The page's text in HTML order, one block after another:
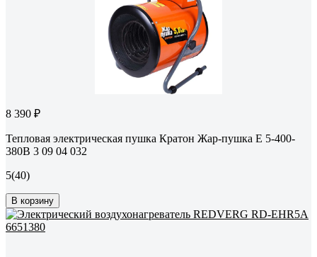
8 390 ₽
Тепловая электрическая пушка Кратон Жар-пушка Е 5-400-
380В 3 09 04 032
5(40)
В корзину